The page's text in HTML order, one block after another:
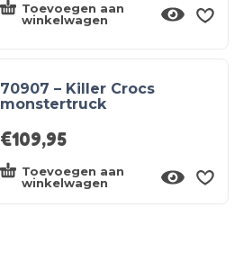
Toevoegen aan
winkelwagen
70907 – Killer Crocs
monstertruck
€109,95
Toevoegen aan
winkelwagen